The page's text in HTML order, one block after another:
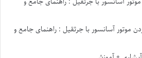
موتور آسانسور با جرثقیل : راهنمای جامع و